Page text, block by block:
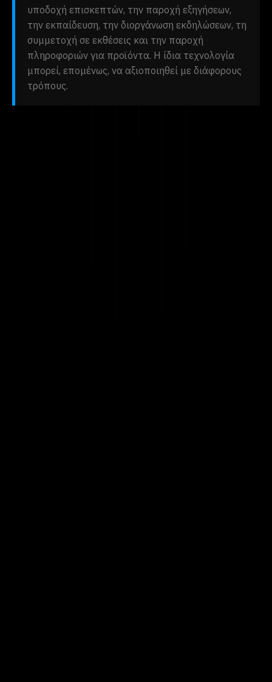
υποδοχή επισκεπτών, την παροχή εξηγήσεων,
την εκπαίδευση, την διοργάνωση εκδηλώσεων, τη
συμμετοχή σε εκθέσεις και την παροχή
πληροφοριών για προϊόντα. Η ίδια τεχνολογία
μπορεί, επομένως, να αξιοποιηθεί με διάφορους
τρόπους.